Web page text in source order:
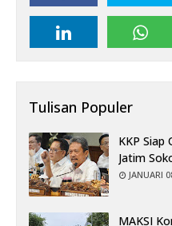
Tulisan Populer
KKP Siap
Jatim
JANUARI
MAKSI